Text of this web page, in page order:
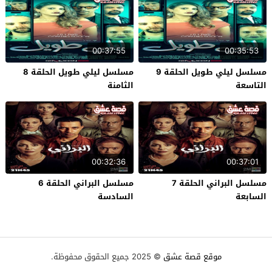
00:35:53
مسلسل ليلي طويل الحلقة 9
التاسعة
00:37:55
مسلسل ليلي طويل الحلقة 8
الثامنة
00:37:01
مسلسل البراني الحلقة 7
السابعة
00:32:36
مسلسل البراني الحلقة 6
السادسة
موقع قصة عشق © 2025 جميع الحقوق محفوظة.